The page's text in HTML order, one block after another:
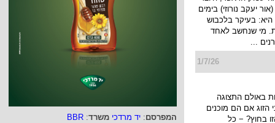
המפרסם: יד מרדכי משרד:
BBR
והיוצר נורוז
עסוק הראפר, היוצר
(אור יעקב נורוזי) בימים
בעיקר בלכבוש
1/7/26